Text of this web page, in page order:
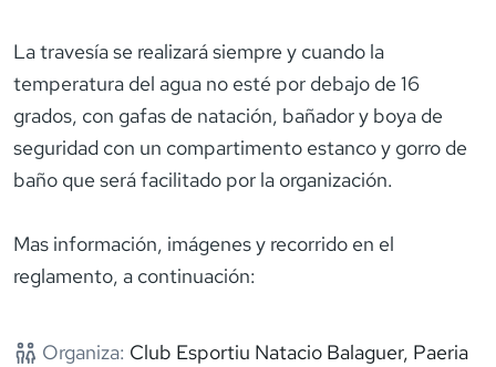
La travesía se realizará siempre y cuando la
temperatura del agua no esté por debajo de 16
grados, con gafas de natación, bañador y boya de
seguridad con un compartimento estanco y gorro de
baño que será facilitado por la organización.
Mas información, imágenes y recorrido en el
reglamento, a continuación:
Organiza: Club Esportiu Natacio Balaguer, Paeria